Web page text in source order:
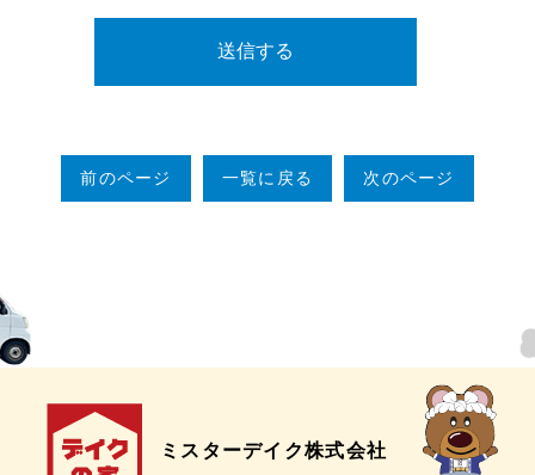
前のページ 一覧に戻る 次のページ
ミスターデイク株式会社